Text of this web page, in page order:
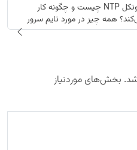
پروتکل NTP چیست و چگونه کار
همه چیز در مورد تایم سرور
بخش‌های موردنیاز